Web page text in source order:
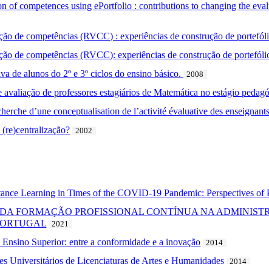
of competences using ePortfolio : contributions to changing the
de competências (RVCC) : experiências de construção de
de competências (RVCC): experiências de construção de
de alunos do 2º e 3º ciclos do ensino básico. 2008
de professores estagiários de Matemática no estágio
d’une conceptualisation de l’activité évaluative des
2002
Learning in Times of the COVID-19 Pandemic: Perspectives of
FORMAÇÃO PROFISSIONAL CONTÍNUA NA
2021
Superior: entre a conformidade e a inovação 2014
Universitários de Licenciaturas de Artes e Humanidades 2014